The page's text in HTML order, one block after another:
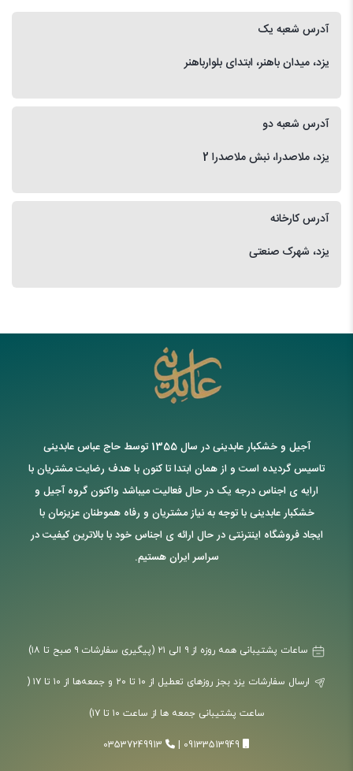
آدرس شعبه یک
یزد، میدان باهنر، ابتدای بلوارباهنر
آدرس شعبه دو
یزد، ملاصدرا، نبش ملاصدرا 2
آدرس کارخانه
یزد، شهرک صنعتی
آجیل و خشکبار عابدینی در سال 1355 توسط حاج عباس عابدینی
تاسیس گردیده است و از همان ابتدا تا کنون با هدف رضایت مشتریان با
ارایه ی اجناس درجه یک در حال فعالیت میباشد واکنون گروه آجیل و
خشکبار عابدینی با توجه به نیاز مشتریان و رفاه هموطنان عزیزمان با
ایجاد فروشگاه اینترنتی در حال ارائه ی اجناس خود با بالاترین کیفیت در
سراسر ایران هستیم.
ارسال سفارشات یزد بجز روزهای تعطیل از ۱۰ تا ۲۰ و جمعه‌ها از ۱۰ تا ۱۷ (
ساعت پشتیبانی جمعه ها از ساعت ۱۰ تا ۱۷)
09133513949
03537249913